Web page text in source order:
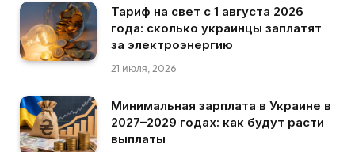
Тариф на свет с 1 августа 2026
года: сколько украинцы заплатят
за электроэнергию
21 июля, 2026
Минимальная зарплата в Украине в
2027–2029 годах: как будут расти
выплаты